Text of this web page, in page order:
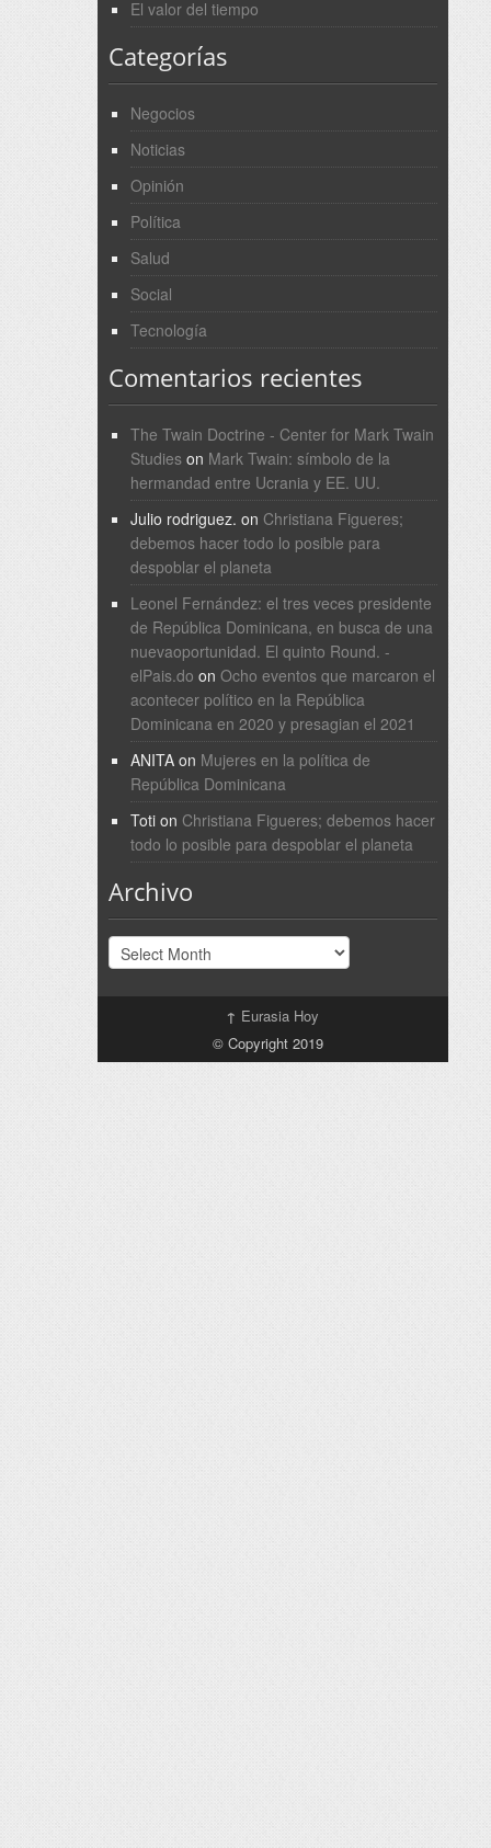
El valor del tiempo
Categorías
Negocios
Noticias
Opinión
Política
Salud
Social
Tecnología
Comentarios recientes
The Twain Doctrine - Center for Mark Twain
Studieson Mark Twain: símbolo de la
hermandad entre Ucrania y EE. UU.
Julio rodriguez. on Christiana Figueres;
debemos hacer todo lo posible para
despoblar el planeta
Leonel Fernández: el tres veces presidente
de República Dominicana, en busca de una
nuevaoportunidad. El quinto Round. -
elPais.do on Ocho eventos que marcaron el
acontecer político en la República
Dominicana en 2020 y presagian el 2021
ANITAon Mujeres en la política de
República Dominicana
Totion Christiana Figueres; debemos hacer
todo lo posible para despoblar el planeta
Archivo
Archivo
↑ Eurasia Hoy
© Copyright 2019